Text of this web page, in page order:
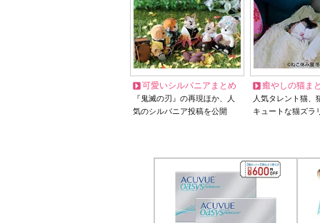
可愛いシルバニアまとめ
『鬼滅の刃』の再現ほか、人
気のシルバニア投稿を公開
癒やしの猫ま
人気タレント猫
キュートな猫ズラ